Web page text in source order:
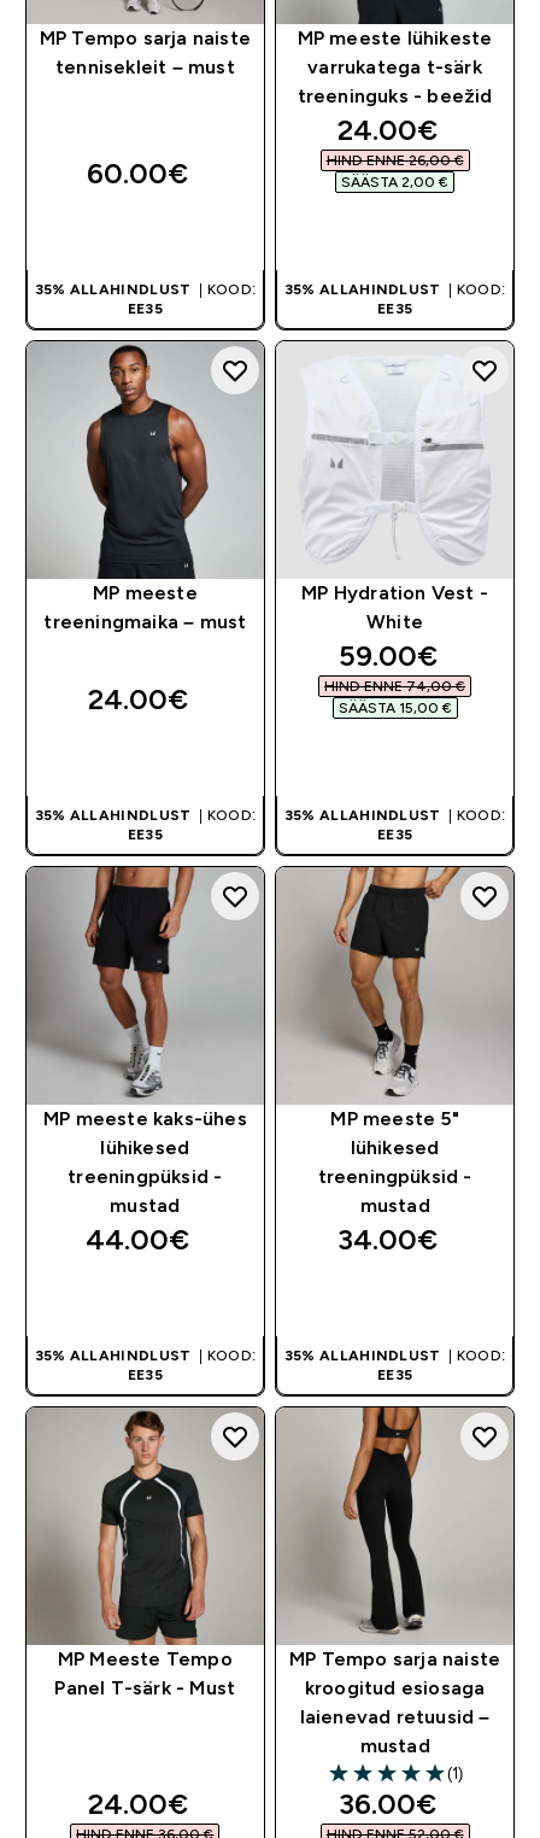
MP Tempo sarja naiste
tennisekleit – must
60.00€‎
35% ALLAHINDLUST
| KOOD:
EE35
MP meeste lühikeste
varrukatega t-särk
treeninguks - beežid
discounted
24.00€‎
HIND ENNE 26,00 €‎
SÄÄSTA 2,00 €‎
35% ALLAHINDLUST
| KOOD:
EE35
MP meeste
treeningmaika – must
24.00€‎
35% ALLAHINDLUST
| KOOD:
EE35
MP Hydration Vest -
White
discounted
59.00€‎
HIND ENNE 74,00 €‎
SÄÄSTA 15,00 €‎
35% ALLAHINDLUST
| KOOD:
EE35
MP meeste kaks-ühes
lühikesed
treeningpüksid -
mustad
44.00€‎
35% ALLAHINDLUST
| KOOD:
EE35
MP meeste 5"
lühikesed
treeningpüksid -
mustad
34.00€‎
35% ALLAHINDLUST
| KOOD:
EE35
MP Meeste Tempo
Panel T-särk - Must
discounted price
24.00€‎
MP Tempo sarja naiste
kroogitud esiosaga
laienevad retuusid –
mustad
5 out of 5 stars
(1)
discounted
36.00€‎